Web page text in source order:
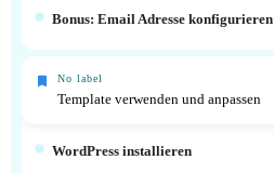
Bonus: Email Adresse konfigurieren
No label
Template verwenden und anpassen
WordPress installieren